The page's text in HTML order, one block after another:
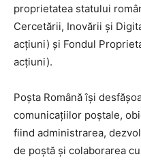
proprietatea statului
Cercetării, Inovării şi
acţiuni) şi Fondul
acţiuni).
Poşta Română îşi
comunicaţiilor poştale,
fiind administrarea,
de poştă şi colaborarea